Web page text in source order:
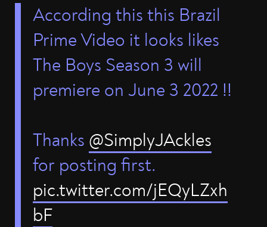
According this this Brazil
Prime Video it looks likes
The Boys Season 3 will
premiere on June 3 2022 !!
Thanks @SimplyJAckles
for posting first.
pic.twitter.com/jEQyLZxh
bF